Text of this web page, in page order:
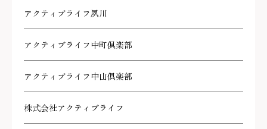
アクティブライフ夙川
アクティブライフ中町倶楽部
アクティブライフ中山倶楽部
株式会社アクティブライフ